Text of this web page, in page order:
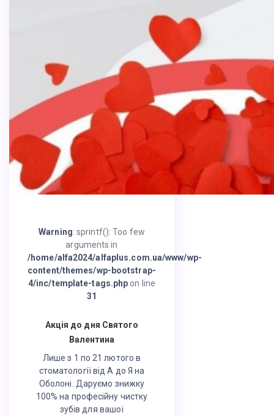
Warning: sprintf(): Too few
arguments in
/home/alfa2024/alfaplus.com.ua/www/wp-
content/themes/wp-bootstrap-
4/inc/template-tags.php on line
31
Акція до дня Святого
Валентина
Лише з 1 по 21 лютого в
стоматології від А до Я на
Оболоні. Даруємо знижку
100% на професійну чистку
зубів для вашої